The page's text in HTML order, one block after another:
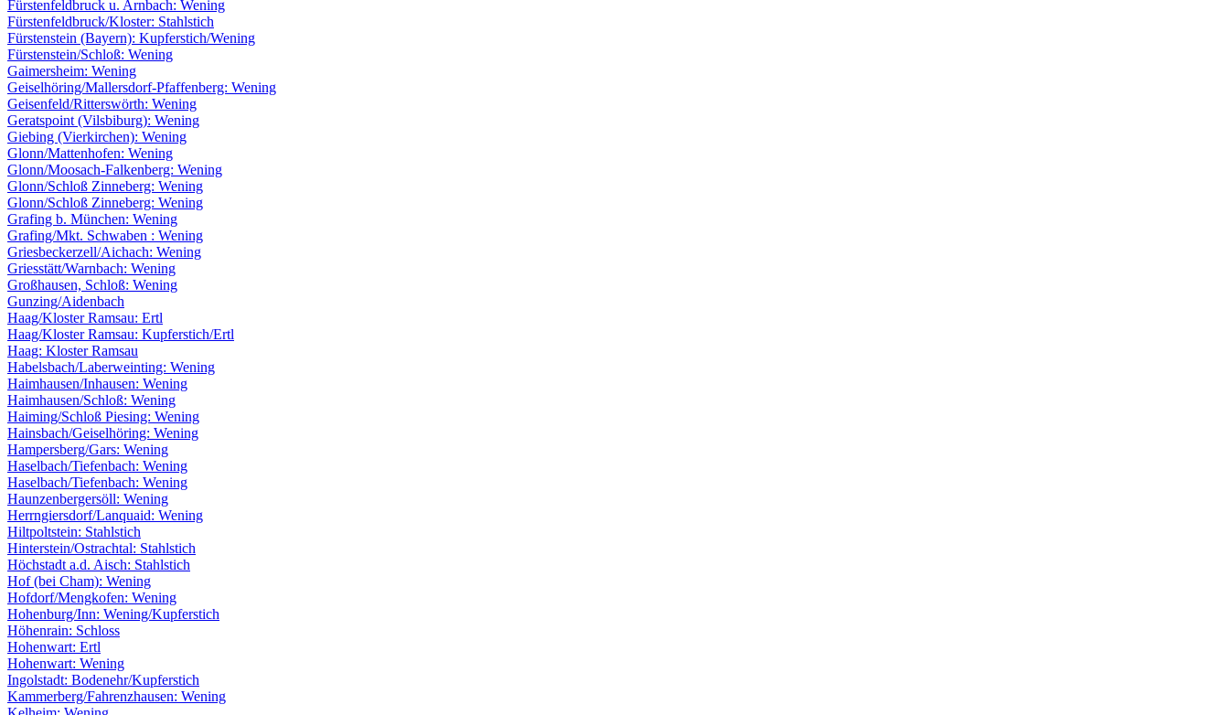
Fürstenfeldbruck u. Arnbach: Wening
Fürstenfeldbruck/Kloster: Stahlstich
Fürstenstein (Bayern): Kupferstich/Wening
Fürstenstein/Schloß: Wening
Gaimersheim: Wening
Geiselhöring/Mallersdorf-Pfaffenberg: Wening
Geisenfeld/Ritterswörth: Wening
Geratspoint (Vilsbiburg): Wening
Giebing (Vierkirchen): Wening
Glonn/Mattenhofen: Wening
Glonn/Moosach-Falkenberg: Wening
Glonn/Schloß Zinneberg: Wening
Glonn/Schloß Zinneberg: Wening
Grafing b. München: Wening
Grafing/Mkt. Schwaben : Wening
Griesbeckerzell/Aichach: Wening
Griesstätt/Warnbach: Wening
Großhausen, Schloß: Wening
Gunzing/Aidenbach
Haag/Kloster Ramsau: Ertl
Haag/Kloster Ramsau: Kupferstich/Ertl
Haag: Kloster Ramsau
Habelsbach/Laberweinting: Wening
Haimhausen/Inhausen: Wening
Haimhausen/Schloß: Wening
Haiming/Schloß Piesing: Wening
Hainsbach/Geiselhöring: Wening
Hampersberg/Gars: Wening
Haselbach/Tiefenbach: Wening
Haselbach/Tiefenbach: Wening
Haunzenbergersöll: Wening
Herrngiersdorf/Lanquaid: Wening
Hiltpoltstein: Stahlstich
Hinterstein/Ostrachtal: Stahlstich
Höchstadt a.d. Aisch: Stahlstich
Hof (bei Cham): Wening
Hofdorf/Mengkofen: Wening
Hohenburg/Inn: Wening/Kupferstich
Höhenrain: Schloss
Hohenwart: Ertl
Hohenwart: Wening
Ingolstadt: Bodenehr/Kupferstich
Kammerberg/Fahrenzhausen: Wening